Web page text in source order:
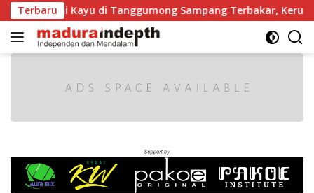
Langsung
ke
konten
Terbaru
Gergaji Kayu di Tanggumong Sampang Terbakar, Kerugian